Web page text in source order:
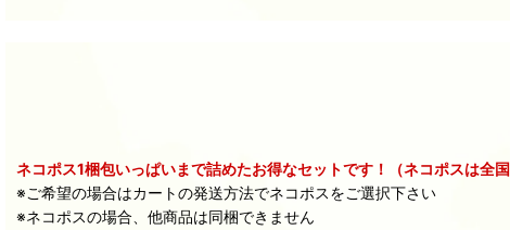
ネコポス1梱包いっぱいまで詰めたお得なセットです！（ネコポスは全
※ご希望の場合はカートの発送方法でネコポスをご選択下さい
※ネコポスの場合、他商品は同梱できません